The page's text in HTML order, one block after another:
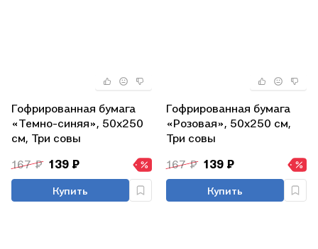
Гофрированная бумага
«Темно-синяя», 50х250
см, Три совы
167 ₽ 139 ₽
Купить
Гофрированная бумага
«Розовая», 50х250 см,
Три совы
167 ₽ 139 ₽
Купить